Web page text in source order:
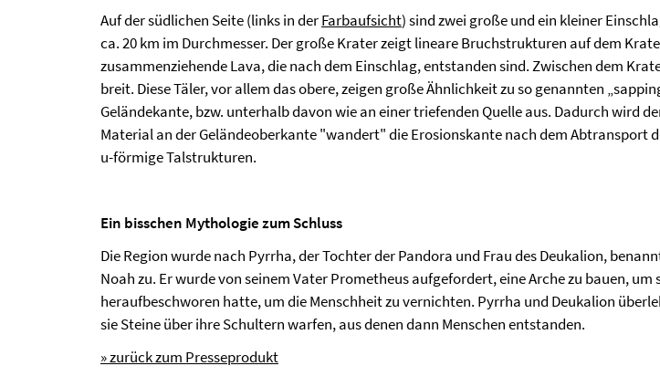
Auf der südlichen Seite (links in derFarbaufsicht) sind zwei große und ein kleiner
ca. 20 km im Durchmesser. Der große Krater zeigt lineare Bruchstrukturen auf dem
zusammenziehende Lava, die nach dem Einschlag, entstanden sind. Zwischen dem
breit. Diese Täler, vor allem das obere, zeigen große Ähnlichkeit zu so genannten
Geländekante, bzw. unterhalb davon wie an einer triefenden Quelle aus. Dadurch wird
Material an der Geländeoberkante "wandert" die Erosionskante nach dem Abtransport
u-förmige Talstrukturen.
Ein bisschen Mythologie zum Schluss
Die Region wurde nach Pyrrha, der Tochter der Pandora und Frau des Deukalion,
Noah zu. Er wurde von seinem Vater Prometheus aufgefordert, eine Arche zu bauen,
heraufbeschworen hatte, um die Menschheit zu vernichten. Pyrrha und Deukalion
sie Steine über ihre Schultern warfen, aus denen dann Menschen entstanden.
» zurück zum Presseprodukt